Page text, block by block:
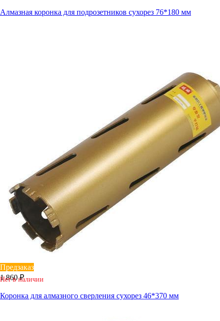
Алмазная коронка для подрозетников сухорез 76*180 мм
Предзаказ
1 860 ₽
Нет в наличии
Коронка для алмазного сверления сухорез 46*370 мм